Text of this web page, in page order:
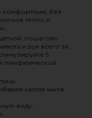
комфортным, без
тепло и
пошагово
и рук всего за
5
лимфатической
каплю мыла
воду,